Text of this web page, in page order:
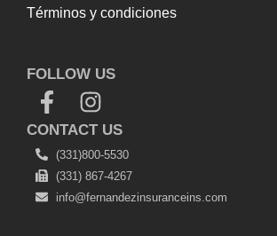
Términos y condiciones
FOLLOW US
CONTACT US
(331)800-5530
(331) 867-4267
info@fernandezinsuranceins.com